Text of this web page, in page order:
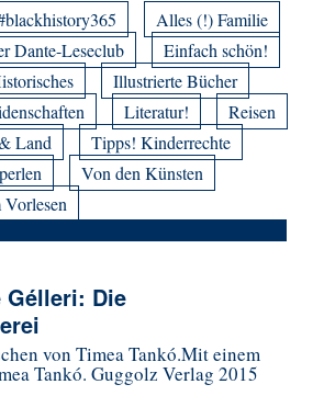
Alles (!) Familie
Dante-Leseclub
Einfach schön!
Illustrierte Bücher
Literatur!
Reisen
Land
Tipps! Kinderrechte
Von den Künsten
Gélleri: Die
von Timea Tankó.Mit einem
Tankó. Guggolz Verlag 2015